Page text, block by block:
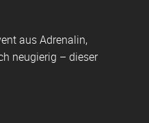
aus Adrenalin,
neugierig – dieser